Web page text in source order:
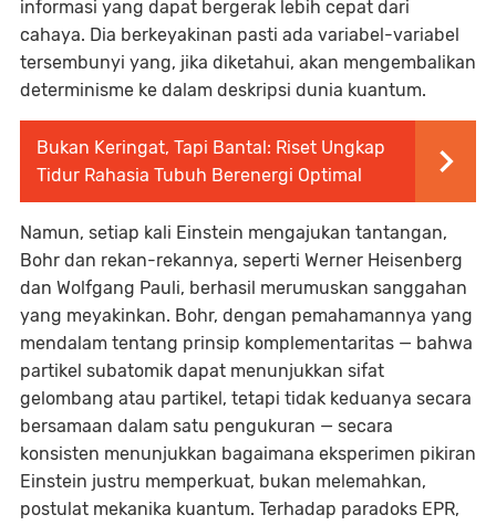
informasi yang dapat bergerak lebih cepat dari
cahaya. Dia berkeyakinan pasti ada variabel-variabel
tersembunyi yang, jika diketahui, akan mengembalikan
determinisme ke dalam deskripsi dunia kuantum.
Bukan Keringat, Tapi Bantal: Riset Ungkap
Tidur Rahasia Tubuh Berenergi Optimal
Namun, setiap kali Einstein mengajukan tantangan,
Bohr dan rekan-rekannya, seperti Werner Heisenberg
dan Wolfgang Pauli, berhasil merumuskan sanggahan
yang meyakinkan. Bohr, dengan pemahamannya yang
mendalam tentang prinsip komplementaritas — bahwa
partikel subatomik dapat menunjukkan sifat
gelombang atau partikel, tetapi tidak keduanya secara
bersamaan dalam satu pengukuran — secara
konsisten menunjukkan bagaimana eksperimen pikiran
Einstein justru memperkuat, bukan melemahkan,
postulat mekanika kuantum. Terhadap paradoks EPR,